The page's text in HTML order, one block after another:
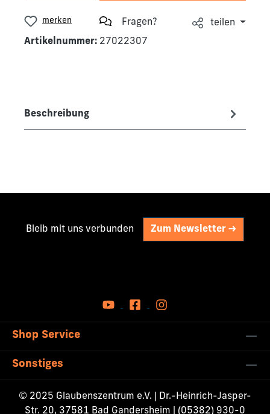
merken Fragen?
teilen
Artikelnummer: 27022307
Beschreibung
Bleib mit uns verbunden Zum Newsletter ->
Shop Service
Sonstiges
© 2025 Glaubenszentrum e.V. | Dr.-Heinrich-Jasper-
Str. 20, 37581 Bad Gandersheim | (05382) 930-0